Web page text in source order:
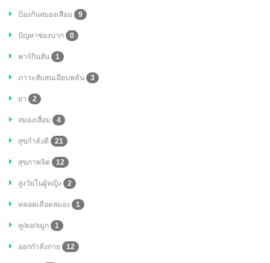
ป้องกันสมองเสือม 9
ปัญหาช่องปาก 0
พาร์กินสัน 1
ภาวะสับสนเฉียบพลัน 3
ยา 2
สมองเสื่อม 4
สุขกำลังดี 21
สุขภาพจิต 12
สูงวัยในผู้หญิง 2
หลอดเลือดสมอง 1
หู/คอ/จมูก 1
ออกกำลังกาย 12